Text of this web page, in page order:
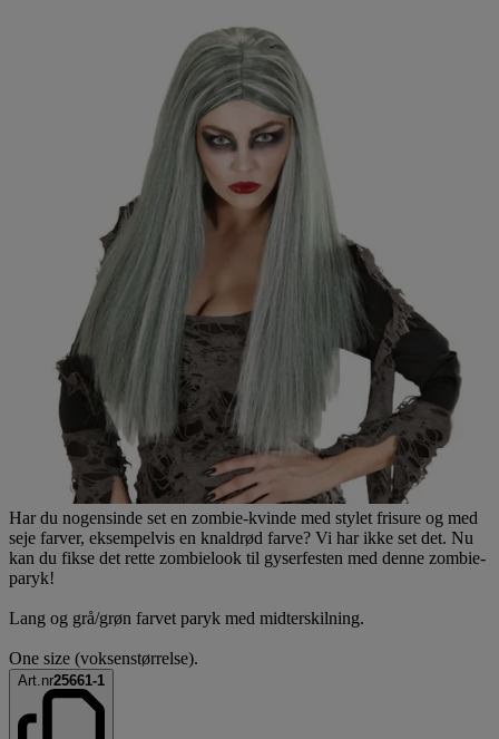
Har du nogensinde set en zombie-kvinde med stylet frisure og med
seje farver, eksempelvis en knaldrød farve? Vi har ikke set det. Nu
kan du fikse det rette zombielook til gyserfesten med denne zombie-
paryk!
Lang og grå/grøn farvet paryk med midterskilning.
One size (voksenstørrelse).
Art.nr25661-1